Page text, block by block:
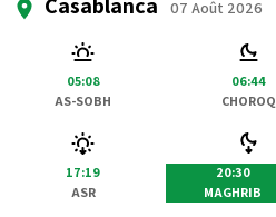
Casablanca 07 Août 2026
05:08
AS-SOBH
06:44
CHOROQ
17:19
ASR
20:30
MAGHRIB